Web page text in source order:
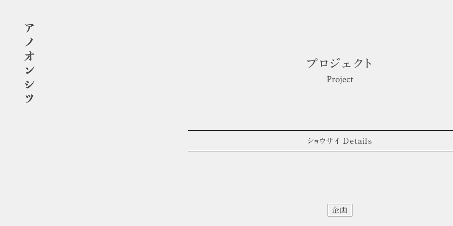
プロジェクト
Project
ショウサイ Details
企画